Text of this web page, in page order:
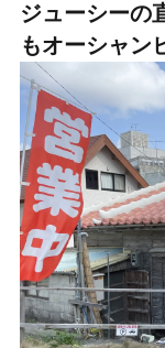
ジューシーの
もオーシャン